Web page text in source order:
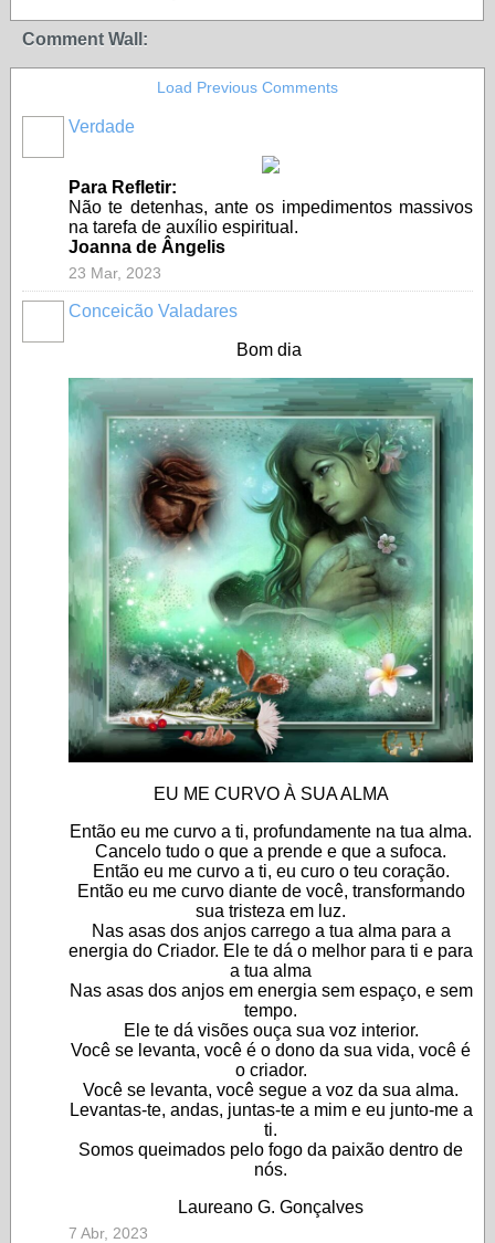
Comment Wall:
Load Previous Comments
Verdade
Para Refletir:
Não te detenhas, ante os impedimentos massivos
na tarefa de auxílio espiritual.
Joanna de Ângelis
23 Mar, 2023
Conceicão Valadares
Bom dia
EU ME CURVO À SUA ALMA
Então eu me curvo a ti, profundamente na tua alma.
Cancelo tudo o que a prende e que a sufoca.
Então eu me curvo a ti, eu curo o teu coração.
Então eu me curvo diante de você, transformando
sua tristeza em luz.
Nas asas dos anjos carrego a tua alma para a
energia do Criador. Ele te dá o melhor para ti e para
a tua alma
Nas asas dos anjos em energia sem espaço, e sem
tempo.
Ele te dá visões ouça sua voz interior.
Você se levanta, você é o dono da sua vida, você é
o criador.
Você se levanta, você segue a voz da sua alma.
Levantas-te, andas, juntas-te a mim e eu junto-me a
ti.
Somos queimados pelo fogo da paixão dentro de
nós.
Laureano G. Gonçalves
7 Abr, 2023